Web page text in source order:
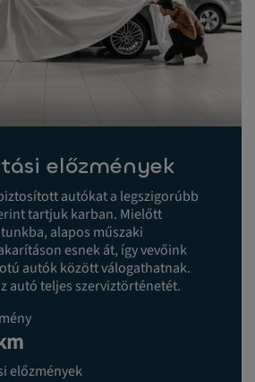
előzmények
autókat a legszigorúbb
tartjuk karban. Mielőtt
alapos műszaki
esnek át, így vevőink
autók között válogathatnak.
autó teljes szerviztörténetét.
előzmények